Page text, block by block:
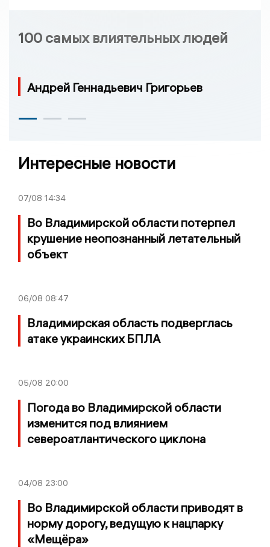
100 самых влиятельных людей
Андрей Геннадьевич Григорьев
Интересные новости
07/08 14:34
Во Владимирской области потерпел
крушение неопознанный летательный
объект
06/08 08:47
Владимирская область подверглась
атаке украинских БПЛА
05/08 20:00
Погода во Владимирской области
изменится под влиянием
североатлантического циклона
04/08 23:00
Во Владимирской области приводят в
норму дорогу, ведущую к нацпарку
«Мещёра»